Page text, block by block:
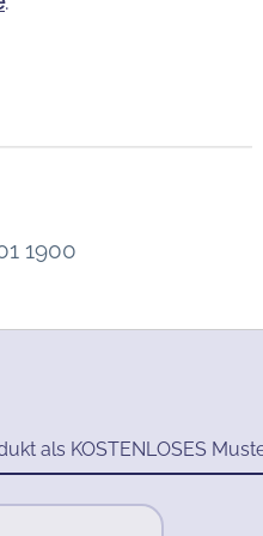
1900
als KOSTENLOSES